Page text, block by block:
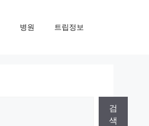
병원 트립정보
검
색